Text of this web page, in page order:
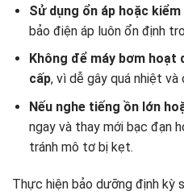
Sử dụng ổn áp hoặc
bảo điện áp luôn ổn định
Không để máy bơm
cấp, vì dễ gây quá nhiệt và
Nếu nghe tiếng ồn lớn
ngay và thay mới bạc đạn
tránh mô tơ bị kẹt.
Thực hiện bảo dưỡng định kỳ